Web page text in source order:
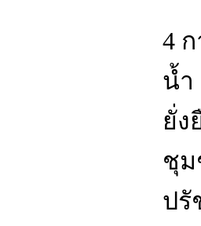
4
น้ำ
ยั่ง
ชุม
ปรั